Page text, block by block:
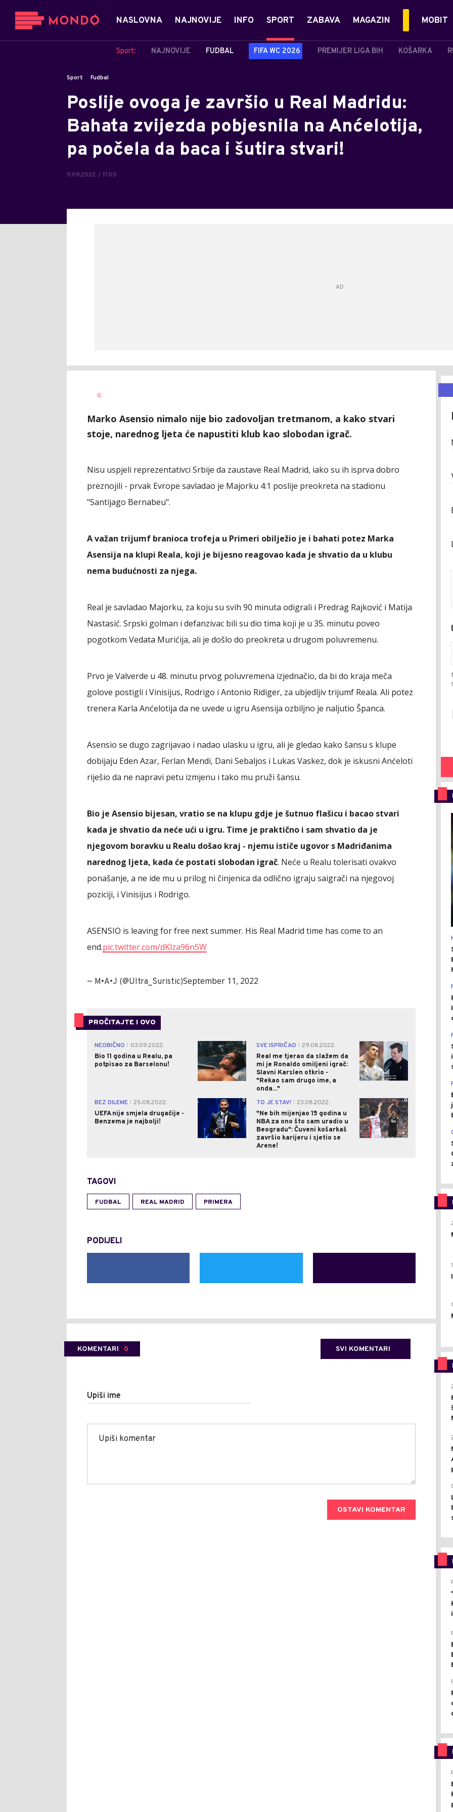
NASLOVNA NAJNOVIJE INFO SPORT
Sport: NAJNOVIJE FUDBAL FIFA WC 2026 PREMIJER LIGA BIH KOŠARKA
ZABAVA MAGAZIN MOBIT
Sport Fudbal
Poslije ovoga je završio u Real Madridu:
Bahata zvijezda pobjesnila na Anćelotija,
pa počela da baca i šutira stvari!
11.09.2022. / 17:05
AUTOR
0
Marko Asensio nimalo nije bio zadovoljan tretmanom, a kako stvari
stoje, narednog ljeta će napustiti klub kao slobodan igrač.
Nisu uspjeli reprezentativci Srbije da zaustave Real Madrid, iako su ih isprva dobro
preznojili - prvak Evrope savladao je Majorku 4:1 poslije preokreta na stadionu
"Santijago Bernabeu".
A važan trijumf branioca trofeja u Primeri obilježio je i bahati potez Marka
Asensija na klupi Reala, koji je bijesno reagovao kada je shvatio da u klubu
nema budućnosti za njega.
Real je savladao Majorku, za koju su svih 90 minuta odigrali i Predrag Rajković i Matija
Nastasić. Srpski golman i defanzivac bili su dio tima koji je u 35. minutu poveo
pogotkom Vedata Murićija, ali je došlo do preokreta u drugom poluvremenu.
Prvo je Valverde u 48. minutu prvog poluvremena izjednačio, da bi do kraja meča
golove postigli i Vinisijus, Rodrigo i Antonio Ridiger, za ubjedljiv trijumf Reala. Ali potez
trenera Karla Anćelotija da ne uvede u igru Asensija ozbiljno je naljutio Španca.
Asensio se dugo zagrijavao i nadao ulasku u igru, ali je gledao kako šansu s klupe
dobijaju Eden Azar, Ferlan Mendi, Dani Sebaljos i Lukas Vaskez, dok je iskusni Anćeloti
riješio da ne napravi petu izmjenu i tako mu pruži šansu.
Bio je Asensio bijesan, vratio se na klupu gdje je šutnuo flašicu i bacao stvari
kada je shvatio da neće ući u igru. Time je praktično i sam shvatio da je
njegovom boravku u Realu došao kraj - njemu ističe ugovor s Madriđanima
narednog ljeta, kada će postati slobodan igrač. Neće u Realu tolerisati ovakvo
ponašanje, a ne ide mu u prilog ni činjenica da odlično igraju saigrači na njegovoj
poziciji, i Vinisijus i Rodrigo.
ASENSIO is leaving for free next summer. His Real Madrid time has come to an
end.pic.twitter.com/dKlza96n5W
— M•A•J (@Ultra_Suristic)September 11, 2022
PROČITAJTE I OVO
NEOBIČNO
03.09.2022.
Bio 11 godina u Realu, pa
potpisao za Barselonu!
0 SVE ISPRIČAO
29.08.2022.
Real me tjerao da slažem da
mi je Ronaldo omiljeni igrač:
Slavni Karslen otkrio -
"Rekao sam drugo ime, a
onda..."
0
BEZ DILEME
25.08.2022.
UEFA nije smjela drugačije -
Benzema je najbolji!
0 TO JE STAV!
23.08.2022.
"Ne bih mijenjao 15 godina u
NBA za ono što sam uradio u
Beogradu": Čuveni košarkaš
završio karijeru i sjetio se
Arene!
0
TAGOVI
FUDBAL REAL MADRID PRIMERA
PODIJELI
KOMENTARI 0 SVI KOMENTARI
Upiši ime
OSTAVI KOMENTAR